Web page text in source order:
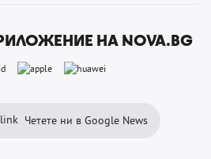
НА NOVA.BG
Четете ни в Google News